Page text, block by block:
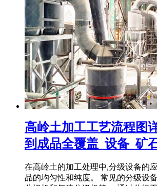
高岭土加工工艺流程图
到成品全覆盖_设备_矿
在高岭土的加工处理中,分级设备的
品的均匀性和纯度。 常见的分级设